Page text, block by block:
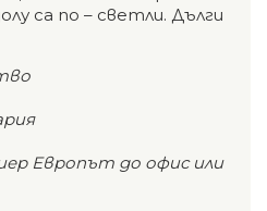
са по – светли. Дълги
Европът до офис или